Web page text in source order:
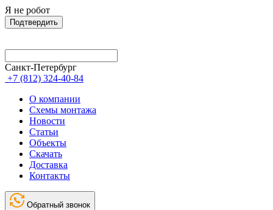
Я не робот
Подтвердить
Санкт-Петербург
+7 (812) 324-40-84
О компании
Схемы монтажа
Новости
Статьи
Объекты
Скачать
Доставка
Контакты
Обратный звонок